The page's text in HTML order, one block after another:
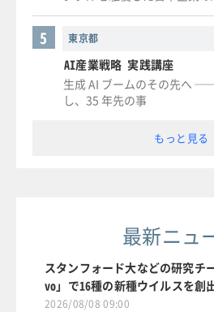
東京都
5
AI産業戦略 実践講座
生成 AI ブームのその先へ
し、35 年先の事
もっと見る
最新ニュ
スタンフォード大などの研究チ
vo」で16種の新種ウイルスを創
2026/08/08 09:00